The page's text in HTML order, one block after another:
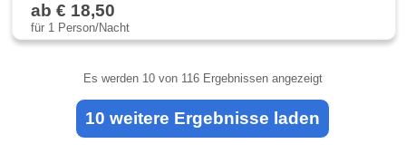
ab € 18,50
für 1 Person/Nacht
Es werden 10von 116 Ergebnissen angezeigt
10 weitere Ergebnisse laden